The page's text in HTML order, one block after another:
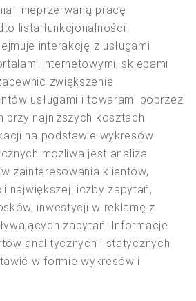
i nieprzerwaną pracę
lista funkcjonalności
interakcję z usługami
internetowymi, sklepami
zwiększenie
usługami i towarami poprzez
przy najniższych kosztach
na podstawie wykresów
możliwa jest analiza
zainteresowania klientów,
największej liczby zapytań,
inwestycji w reklamę z
zapytań. Informacje
analitycznych i statycznych
w formie wykresów i